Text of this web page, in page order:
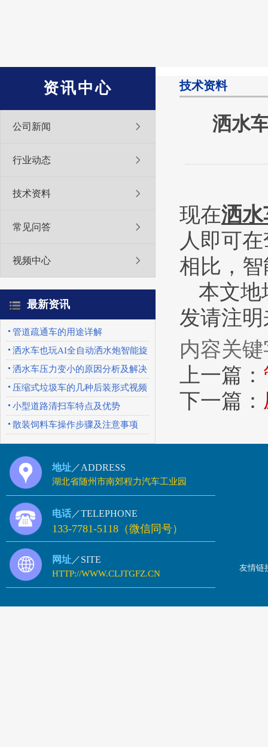
资讯中心
公司新闻
行业动态
技术资料
常见问答
视频中心
最新资讯
管道疏通车的用途详解
洒水车也玩AI全自动洒水炮智能旋
转喷头优势特点
洒水车压力变小的原因分析及解决
办法
压缩式垃圾车的几种后装形式视频
展示
小型道路清扫车特点及优势
散装饲料车操作步骤及注意事项
技术资料
洒水
现在洒水
人即可
相比，
本文地
发请注
内容关
上一篇：
下一篇：
地址 ／ADDRESS
湖北省随州市南郊程力汽车工业园
电话 ／TELEPHONE
133-7781-5118（微信同号）
网址 ／SITE
HTTP://WWW.CLJTGFZ.CN
友情链